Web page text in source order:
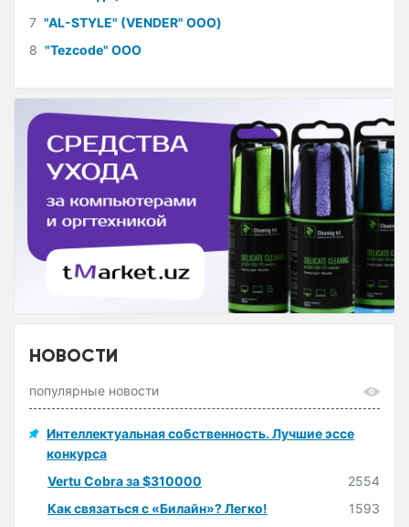
7 "AL-STYLE" (VENDER" ООО)
8 "Tezcode" ООО
НОВОСТИ
популярные новости
Интеллектуальная собственность. Лучшие эссе
конкурса
Vertu Cobra за $310000
2554
Как связаться с «Билайн»? Легко!
1593